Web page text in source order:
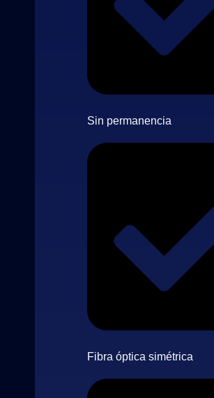
Sin permanencia
Fibra óptica simétrica